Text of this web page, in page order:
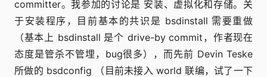
committer。我参加的讨论是 安装、虚拟化和存储。关
于安装程序，目前基本的共识是 bsdinstall 需要重做
（基本上 bsdinstall 是个 drive-by commit，作者现在
态度是管杀不管埋，bug很多），而先前 Devin Teske
所做的 bsdconfig （目前未接入 world 联编，试了一下